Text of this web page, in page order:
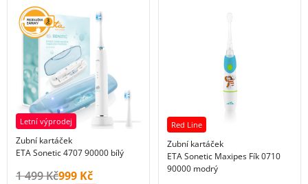
Letní výprodej
Zubní kartáček
ETA Sonetic 4707 90000 bílý
Původní cena s DPH:
1 499 KčCena s DPH:
999 Kč
Red Line
Zubní kartáček
ETA Sonetic Maxipes Fík 0710
90000 modrý